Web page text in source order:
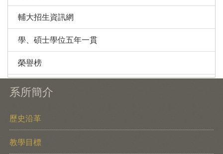
輔大招生資訊網
學、碩士學位五年一貫
榮譽榜
系所簡介
歷史沿革
教學目標